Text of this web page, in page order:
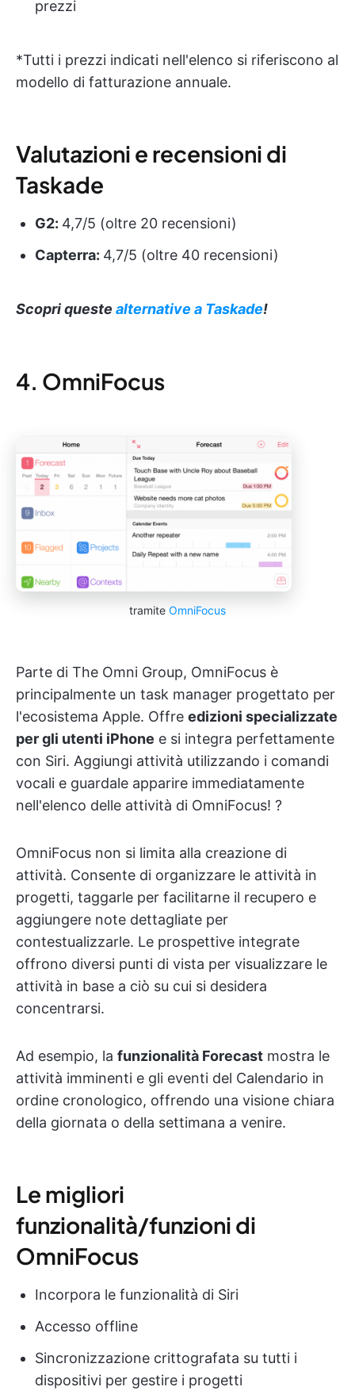
prezzi
*Tutti i prezzi indicati nell'elenco si riferiscono al
modello di fatturazione annuale.
Valutazioni e recensioni di
Taskade
G2: 4,7/5 (oltre 20 recensioni)
Capterra: 4,7/5 (oltre 40 recensioni)
Scopri queste alternative a Taskade!
4. OmniFocus
tramite OmniFocus
Parte di The Omni Group, OmniFocus è
principalmente un task manager progettato per
l'ecosistema Apple. Offre edizioni specializzate
per gli utenti iPhone e si integra perfettamente
con Siri. Aggiungi attività utilizzando i comandi
vocali e guardale apparire immediatamente
nell'elenco delle attività di OmniFocus! ?
OmniFocus non si limita alla creazione di
attività. Consente di organizzare le attività in
progetti, taggarle per facilitarne il recupero e
aggiungere note dettagliate per
contestualizzarle. Le prospettive integrate
offrono diversi punti di vista per visualizzare le
attività in base a ciò su cui si desidera
concentrarsi.
Ad esempio, la funzionalità Forecast mostra le
attività imminenti e gli eventi del Calendario in
ordine cronologico, offrendo una visione chiara
della giornata o della settimana a venire.
Le migliori
funzionalità/funzioni di
OmniFocus
Incorpora le funzionalità di Siri
Accesso offline
Sincronizzazione crittografata su tutti i
dispositivi per gestire i progetti